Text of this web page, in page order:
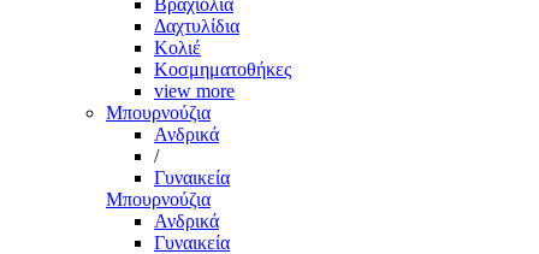
Βραχιόλια
Δαχτυλίδια
Κολιέ
Κοσμηματοθήκες
view more
Μπουρνούζια
Ανδρικά
/
Γυναικεία
Μπουρνούζια
Ανδρικά
Γυναικεία